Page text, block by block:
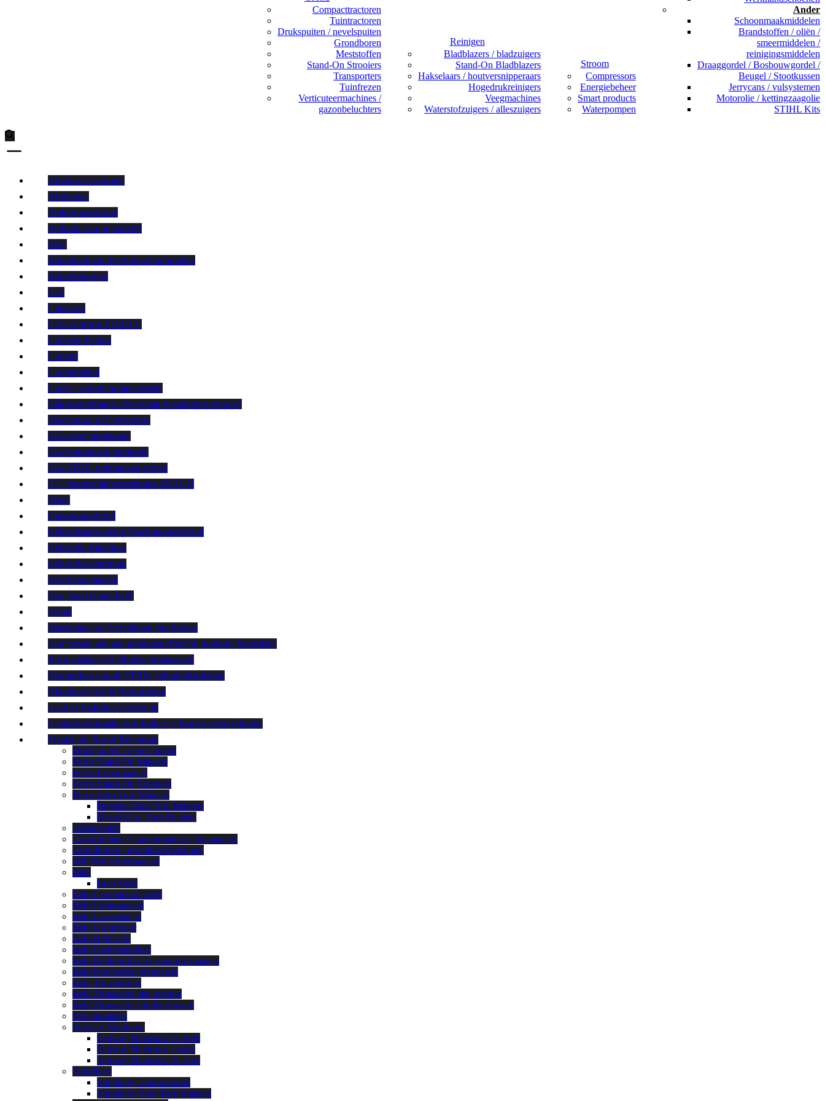
Compacttractoren
Tuintractoren
Drukspuiten / nevelspuiten
Grondboren
Meststoffen
Stand-On Strooiers
Transporters
Tuinfrezen
Verticuteermachines /
gazonbeluchters
Reinigen
Bladblazers / bladzuigers
Stand-On Bladblazers
Hakselaars / houtversnipperaars
Hogedrukreinigers
Veegmachines
Waterstofzuigers / alleszuigers
Stroom
Compressors
Energiebeheer
Smart products
Waterpompen
Ander
Schoonmaakmiddelen
Brandstoffen / oliën /
smeermiddelen /
reinigingsmiddelen
Draaggordel / Bosbouwgordel /
Beugel / Stootkussen
Jerrycans / vulsystemen
Motorolie / kettingzaagolie
STIHL Kits
Advies en inspiratie
Afrekenen
Batterijonderhoud
Bedankt voor je bericht!
Blog
Buitenkant van het huis schoonmaken
Buitenreiniging
Cart
Checkout
CO2 conform EURO V
Collectie Pagina
Contact
Cookiebeleid
Creëer je eigen houten ideeën
Dakgoot reinigen: Hoe maak je dakgoten schoon?
Declaration of Conformity
Een gazon aanleggen
Een kettingzaag monteren
Een STIHL kettingzaag starten
EU-chemicaliënverordening REACH
Ferris
Gazononderhoud
Gebruiksaanwijzing Machineonderhoud
Gebruikte Machines
Gehoorbescherming
Goed gras maaien
Hoe snoei ik een heg?
Home
Instructies voor het planten van bomen
Is er sprake van een geheugeneffect bij moderne batterijen?
Juiste opslag van lithium-ionbatterijen
Kenmerken van de STIHL veiligheidskleding
Klantenservice & Retourneren
Laad de batterijen correct op
Lenteschoonmaak voor buiten: je houten terras reinigen
Maaien en Grond Bewerken
Drukspuiten / nevelspuiten
Ferris Stand-On Maaiers
Ferris Loopmaaiers
Ferris Stand-On Strooiers
Ferris Zero Turn Maaiers
Benzine Zero Turn Maaiers
Diesel Zero Turn Maaiers
Grasmaaiers
Grastrimmers / kantenmaaiers / bosmaaiers
Grondboren / grondboormachines
iMOW® robotmaaiers
Iseki
Iseki Serie
Iseki Compacttractoren
Iseki Frontmaaiers
Iseki Grasmaaiers
Iseki Grondboor
Iseki Helmstok
Iseki Kantensnijders
Iseki Radiografisch gestuurde maaiers
Iseki Ruwterrein zitmaaiers
Iseki Transporters
Iseki Zitmaaiers met opvang
Iseki Zitmaaiers zonder opvang
Mulchmaaiers
Segway Navimow
Segway Navimow H-serie
Segway Navimow i-serie
Segway Navimow X-serie
Simplicity
Simplicity Tuintractoren
Simplicity Zero Turn Maaiers